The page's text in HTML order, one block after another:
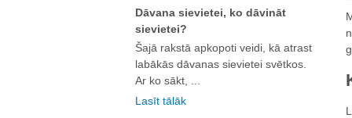
Dāvana sievietei, ko dāvināt
sievietei?
Šajā rakstā apkopoti veidi, kā atrast
labākās dāvanas sievietei svētkos.
Ar ko sākt, ...
Lasīt tālāk